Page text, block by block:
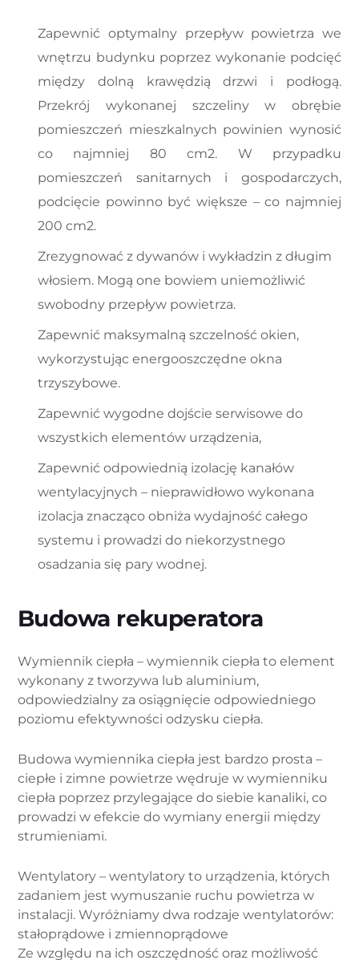
Zapewnić optymalny przepływ powietrza we
wnętrzu budynku poprzez wykonanie podcięć
między dolną krawędzią drzwi i podłogą.
Przekrój wykonanej szczeliny w obrębie
pomieszczeń mieszkalnych powinien wynosić
co najmniej 80 cm2. W przypadku
pomieszczeń sanitarnych i gospodarczych,
podcięcie powinno być większe – co najmniej
200 cm2.
Zrezygnować z dywanów i wykładzin z długim
włosiem. Mogą one bowiem uniemożliwić
swobodny przepływ powietrza.
Zapewnić maksymalną szczelność okien,
wykorzystując energooszczędne okna
trzyszybowe.
Zapewnić wygodne dojście serwisowe do
wszystkich elementów urządzenia,
Zapewnić odpowiednią izolację kanałów
wentylacyjnych – nieprawidłowo wykonana
izolacja znacząco obniża wydajność całego
systemu i prowadzi do niekorzystnego
osadzania się pary wodnej.
Budowa rekuperatora
Wymiennik ciepła – wymiennik ciepła to element
wykonany z tworzywa lub aluminium,
odpowiedzialny za osiągnięcie odpowiedniego
poziomu efektywności odzysku ciepła.
Budowa wymiennika ciepła jest bardzo prosta –
ciepłe i zimne powietrze wędruje w wymienniku
ciepła poprzez przylegające do siebie kanaliki, co
prowadzi w efekcie do wymiany energii między
strumieniami.
Wentylatory – wentylatory to urządzenia, których
zadaniem jest wymuszanie ruchu powietrza w
instalacji. Wyróżniamy dwa rodzaje wentylatorów:
stałoprądowe i zmiennoprądowe
Ze względu na ich oszczędność oraz możliwość